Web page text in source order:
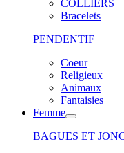
COLLIERS
Bracelets
PENDENTIF
Coeur
Religieux
Animaux
Fantaisies
Femme
BAGUES ET